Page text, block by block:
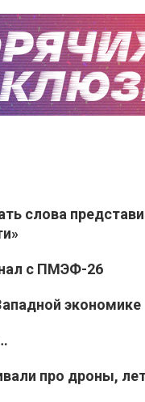
слова
с ПМЭФ-26
экономике
про дроны,